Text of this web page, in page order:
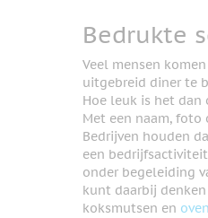
Bedrukte
Veel mensen
uitgebreid diner te
Hoe leuk is het dan
Met een naam,
Bedrijven houden
een
onder begeleiding
kunt daarbij
koksmutsen en